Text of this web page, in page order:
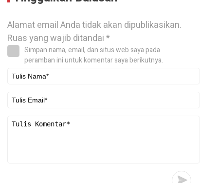
Alamat email Anda tidak akan dipublikasikan.
Ruas yang wajib ditandai*
Simpan nama, email, dan situs web saya pada
peramban ini untuk komentar saya berikutnya.